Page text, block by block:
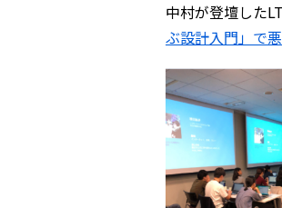
中村が登壇した
ぶ設計入門」で